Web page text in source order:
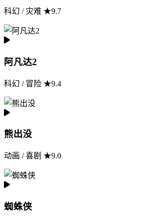
科幻 / 灾难 ★9.7
阿凡达2
科幻 / 冒险 ★9.4
熊出没
动画 / 喜剧 ★9.0
蜘蛛侠